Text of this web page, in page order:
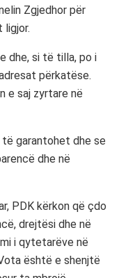
Zgjedhor për
ligjor.
dhe, si të tilla, po i
përkatëse.
e saj zyrtare në
garantohet dhe se
dhe në
PDK kërkon që çdo
drejtësi dhe në
i qytetarëve në
është e shenjtë